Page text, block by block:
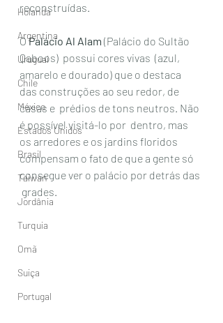
Holanda
Argentina
Uruguai
Chile
México
Estados Unidos
Brasil
Taiwan
Jordânia
Turquia
Omã
Suiça
Portugal
reconstruídas.
O Palácio Al Alam (Palácio do Sultão
Qaboos)  possui cores vivas  (azul,
amarelo e dourado) que o destaca
das construções ao seu redor, de
casas e  prédios de tons neutros. Não
é possível visitá-lo por  dentro, mas
os arredores e os jardins floridos
compensam o fato de que a gente só
consegue ver o palácio por detrás das
grades.